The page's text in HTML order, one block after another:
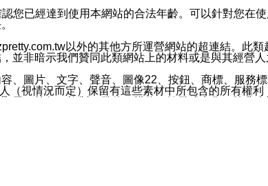
息」
型訊息」
」後，將不會接收到來自任何企業官方帳號或認證官
您已經達到使用本網站的合法年齡。可以針對您
以外的其他方所運營網站的超連結。此
並非暗示我們贊同此類網站上的材料或是與其經營人
、圖片、文字、聲音、圖像22、按鈕、商標、服務
（視情況而定）保留有這些素材中所包含的所有權